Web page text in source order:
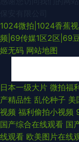
1024微拍|1024香蕉
频|69传媒1区2区|69
姬无码 网站地图
日韩在线一本道 日本成
妇熟女 91n处女在线
妻无码91 欧美日韩中出
日本一级大片 微拍福
产精品性 乱伦种子 美
视频 福利偷拍小视频
国产综合在线观看 国
线观看 欧美图片在线